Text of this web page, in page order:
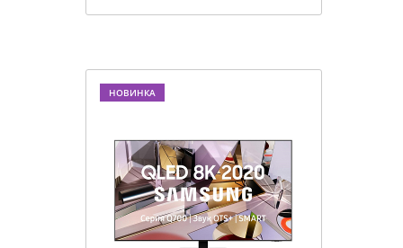
НОВИНКА